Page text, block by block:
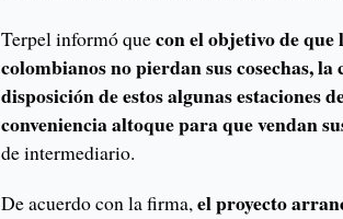
Terpel informó quecon el objetivo de
colombianos no pierdan sus cosechas,
disposición de estos algunas estaciones
conveniencia altoque para que vendan
de intermediario.
De acuerdo con la firma,el proyecto